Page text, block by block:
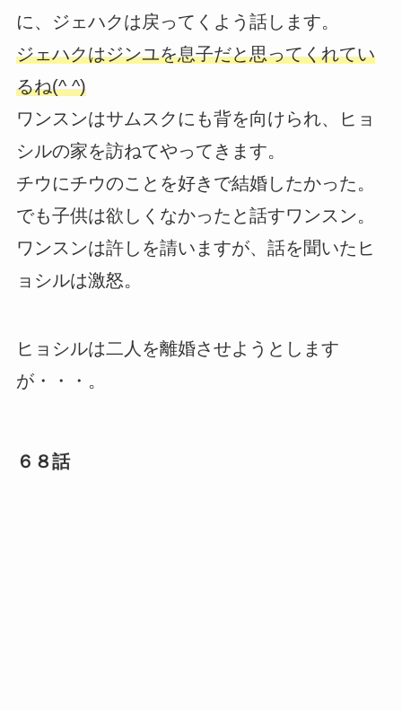
に、ジェハクは戻ってくよう話します。
ジェハクはジンユを息子だと思ってくれてい
るね(^ ^)
ワンスンはサムスクにも背を向けられ、ヒョ
シルの家を訪ねてやってきます。
チウにチウのことを好きで結婚したかった。
でも子供は欲しくなかったと話すワンスン。
ワンスンは許しを請いますが、話を聞いたヒ
ョシルは激怒。
ヒョシルは二人を離婚させようとします
が・・・。
６８話